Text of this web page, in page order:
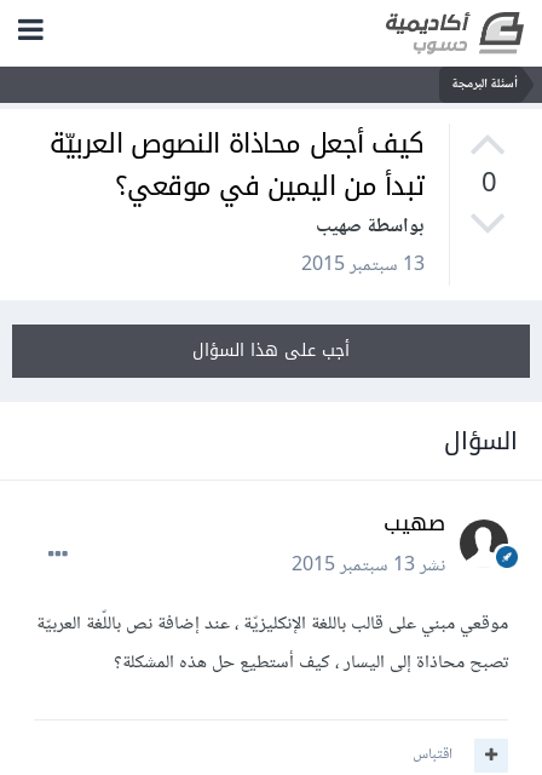
أسئلة البرمجة
0
كيف أجعل محاذاة النصوص العربيّة
تبدأ من اليمين في موقعي؟
بواسطة صهيب
13 سبتمبر 2015
أجب على هذا السؤال
السؤال
صهيب
نشر13 سبتمبر 2015
موقعي مبني على قالب باللغة الإنكليزيّة ، عند إضافة نص باللّغة العربيّة
تصبح محاذاة إلى اليسار ، كيف أستطيع حل هذه المشكلة؟
اقتباس